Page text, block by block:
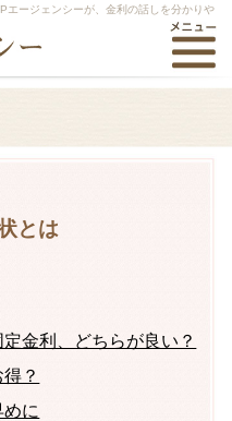
エージェンシーが、金利の話しを分かりや
とは
金利、どちらが良い？
？
に